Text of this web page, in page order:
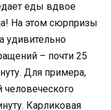
еды вдвое
На этом сюрпризы
удивительно
– почти 25
Для примера,
человеческого
Карликовая